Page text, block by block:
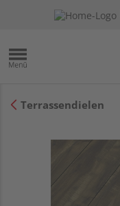
Terrassendielen